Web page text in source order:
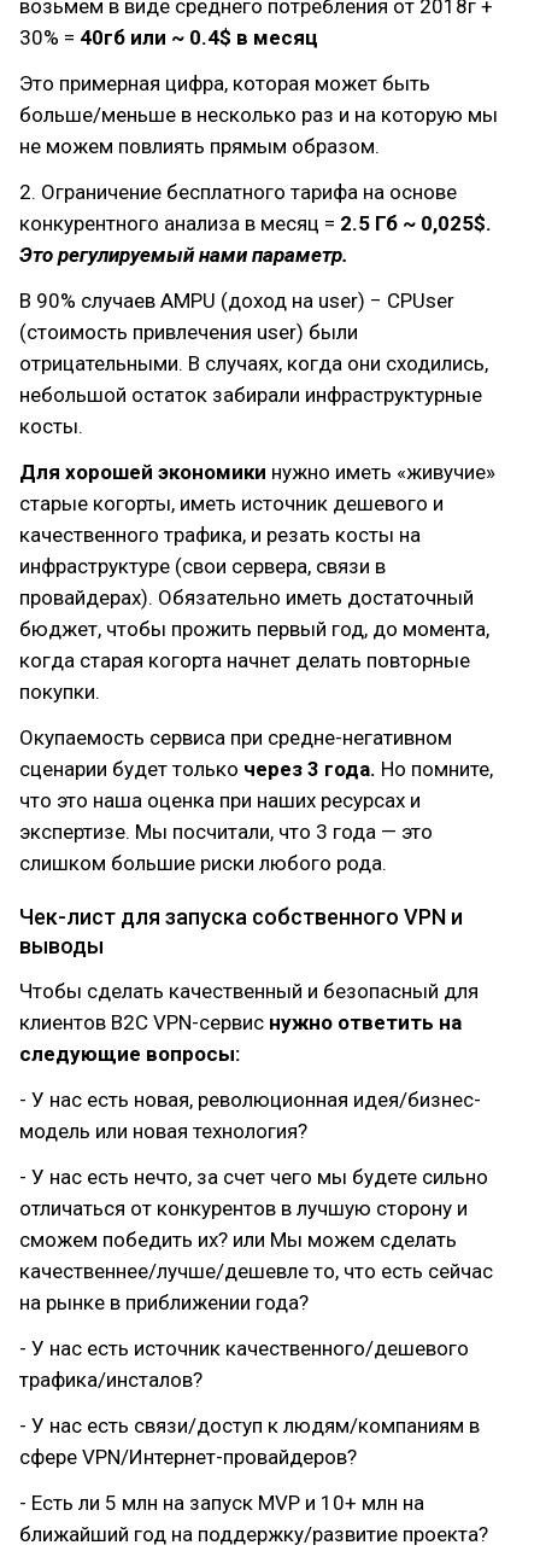
возьмем в виде среднего потребления от 2018г +
30% = 40гб или ~ 0.4$ в месяц
Это примерная цифра, которая может быть
больше/меньше в несколько раз и на которую мы
не можем повлиять прямым образом.
2. Ограничение бесплатного тарифа на основе
конкурентного анализа в месяц = 2.5 Гб ~ 0,025$.
Это регулируемый нами параметр.
В 90% случаев AMPU (доход на user) − CPUser
(стоимость привлечения user) были
отрицательными. В случаях, когда они сходились,
небольшой остаток забирали инфраструктурные
косты.
Для хорошей экономики нужно иметь «живучие»
старые когорты, иметь источник дешевого и
качественного трафика, и резать косты на
инфраструктуре (свои сервера, связи в
провайдерах). Обязательно иметь достаточный
бюджет, чтобы прожить первый год, до момента,
когда старая когорта начнет делать повторные
покупки.
Окупаемость сервиса при средне-негативном
сценарии будет только через 3 года. Но помните,
что это наша оценка при наших ресурсах и
экспертизе. Мы посчитали, что 3 года — это
слишком большие риски любого рода.
Чек-лист для запуска собственного VPN и
выводы
Чтобы сделать качественный и безопасный для
клиентов B2C VPN-сервис нужно ответить на
следующие вопросы:
- У нас есть новая, революционная идея/бизнес-
модель или новая технология?
- У нас есть нечто, за счет чего мы будете сильно
отличаться от конкурентов в лучшую сторону и
сможем победить их? или Мы можем сделать
качественнее/лучше/дешевле то, что есть сейчас
на рынке в приближении года?
- У нас есть источник качественного/дешевого
трафика/инсталов?
- У нас есть связи/доступ к людям/компаниям в
сфере VPN/Интернет-провайдеров?
- Есть ли 5 млн на запуск MVP и 10+ млн на
ближайший год на поддержку/развитие проекта?